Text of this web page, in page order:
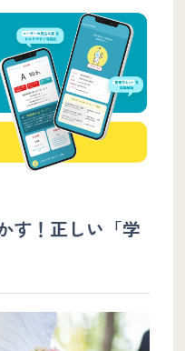
す！正しい「学